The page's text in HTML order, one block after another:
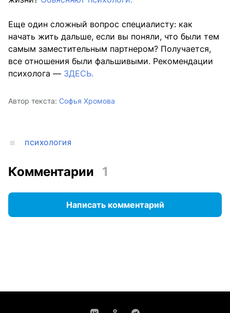
Еще один сложный вопрос специалисту: как
начать жить дальше, если вы поняли, что были тем
самым заместительным партнером? Получается,
все отношения были фальшивыми. Рекомендации
психолога — ЗДЕСЬ.
Автор текста: Софья Хромова
ПСИХОЛОГИЯ
Комментарии 1
Написать комментарий